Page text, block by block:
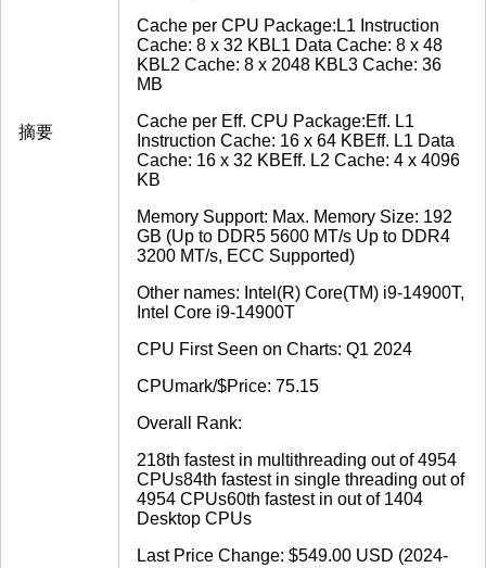
摘要
Cache per CPU Package:L1 Instruction
Cache: 8 x 32 KBL1 Data Cache: 8 x 48
KBL2 Cache: 8 x 2048 KBL3 Cache: 36
MB
Cache per Eff. CPU Package:Eff. L1
Instruction Cache: 16 x 64 KBEff. L1 Data
Cache: 16 x 32 KBEff. L2 Cache: 4 x 4096
KB
Memory Support: Max. Memory Size: 192
GB (Up to DDR5 5600 MT/s Up to DDR4
3200 MT/s, ECC Supported)
Other names: Intel(R) Core(TM) i9-14900T,
Intel Core i9-14900T
CPU First Seen on Charts: Q1 2024
CPUmark/$Price: 75.15
Overall Rank:
218th fastest in multithreading out of 4954
CPUs84th fastest in single threading out of
4954 CPUs60th fastest in out of 1404
Desktop CPUs
Last Price Change: $549.00 USD (2024-